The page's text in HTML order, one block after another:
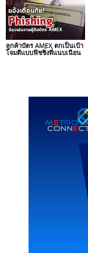
ลูกค้าบัตร AMEX ตกเป็นเป้า
โจมตีแบบฟิชชิ่งที่แนบเนียน